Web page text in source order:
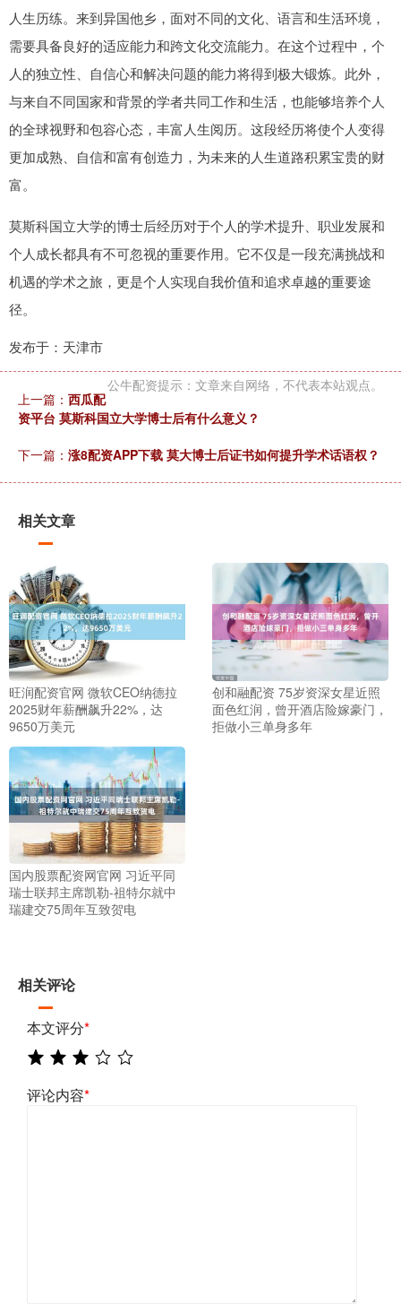
人生历练。来到异国他乡，面对不同的文化、语言和生活环境，
需要具备良好的适应能力和跨文化交流能力。在这个过程中，个
人的独立性、自信心和解决问题的能力将得到极大锻炼。此外，
与来自不同国家和背景的学者共同工作和生活，也能够培养个人
的全球视野和包容心态，丰富人生阅历。这段经历将使个人变得
更加成熟、自信和富有创造力，为未来的人生道路积累宝贵的财
富。
莫斯科国立大学的博士后经历对于个人的学术提升、职业发展和
个人成长都具有不可忽视的重要作用。它不仅是一段充满挑战和
机遇的学术之旅，更是个人实现自我价值和追求卓越的重要途
径。
发布于：天津市
公牛配资提示：文章来自网络，不代表本站观点。
上一篇： 西瓜配
资平台 莫斯科国立大学博士后有什么意义？
下一篇： 涨8配资APP下载 莫大博士后证书如何提升学术话语权？
相关文章
旺润配资官网 微软CEO纳德拉
2025财年薪酬飙升22%，达
9650万美元
创和融配资 75岁资深女星近照
面色红润，曾开酒店险嫁豪门，
拒做小三单身多年
国内股票配资网官网 习近平同
瑞士联邦主席凯勒-祖特尔就中
瑞建交75周年互致贺电
相关评论
本文评分*
评论内容*